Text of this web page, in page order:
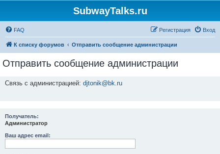
SubwayTalks.ru
FAQ Вход
Регистрация
К списку форумов Отправить сообщение администрации
Отправить сообщение администрации
Связь с администрацией: djtonik@bk.ru
Получатель:
Администратор
Ваш адрес email: